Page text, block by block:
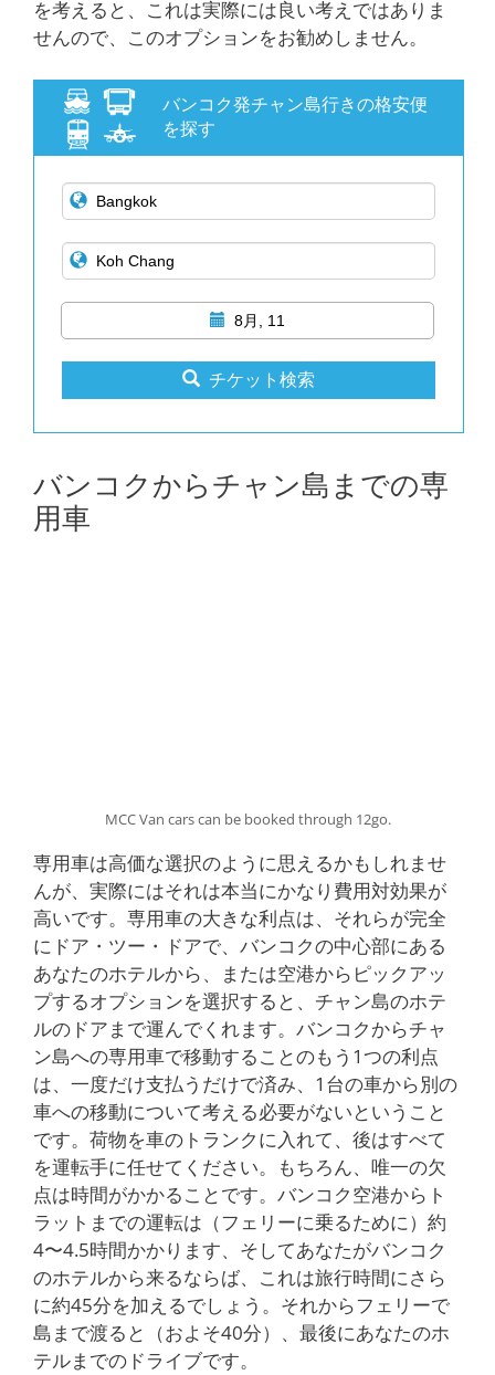
を考えると、これは実際には良い考えではありま
せんので、このオプションをお勧めしません。
バンコク発チャン島行きの格安便
を探す
8月, 11
チケット検索
バンコクからチャン島までの専
用車
MCC Van cars can be booked through 12go.
専用車は高価な選択のように思えるかもしれませ
んが、実際にはそれは本当にかなり費用対効果が
高いです。専用車の大きな利点は、それらが完全
にドア・ツー・ドアで、バンコクの中心部にある
あなたのホテルから、または空港からピックアッ
プするオプションを選択すると、チャン島のホテ
ルのドアまで運んでくれます。バンコクからチャ
ン島への専用車で移動することのもう1つの利点
は、一度だけ支払うだけで済み、1台の車から別の
車への移動について考える必要がないということ
です。荷物を車のトランクに入れて、後はすべて
を運転手に任せてください。もちろん、唯一の欠
点は時間がかかることです。バンコク空港からト
ラットまでの運転は（フェリーに乗るために）約
4〜4.5時間かかります、そしてあなたがバンコク
のホテルから来るならば、これは旅行時間にさら
に約45分を加えるでしょう。それからフェリーで
島まで渡ると（およそ40分）、最後にあなたのホ
テルまでのドライブです。